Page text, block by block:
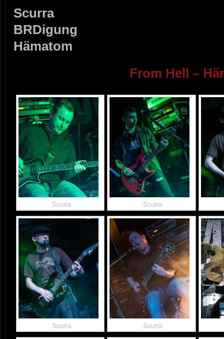
Scurra
BRDigung
Hämatom
From Hell –
Scurra Scurra
Scurra Scurra